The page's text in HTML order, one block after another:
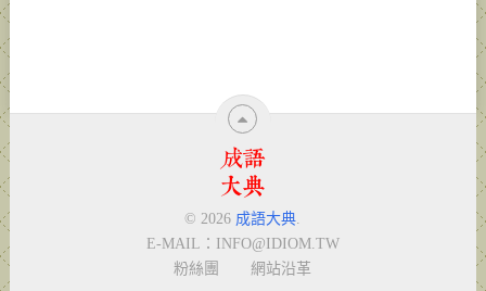
© 2026 成語大典.
E-MAIL： INFO@IDIOM.TW
粉絲團 網站沿革